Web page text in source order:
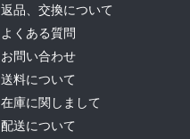
返品、交換について
よくある質問
お問い合わせ
送料について
在庫に関しまして
配送について